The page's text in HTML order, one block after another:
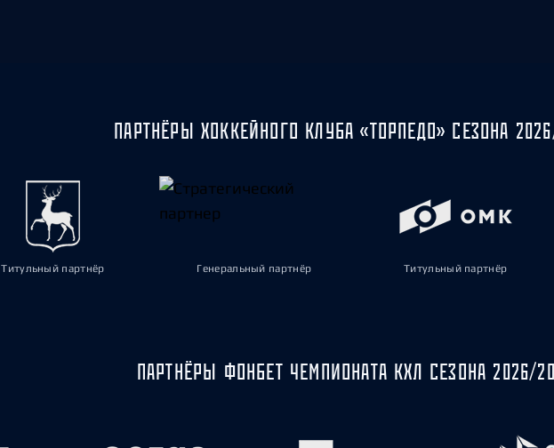
ПАРТНЁРЫ ХОККЕЙНОГО КЛУБА «ТОРПЕДО» СЕЗОНА
Титульный партнёр Генеральный партнёр Титульный партнёр
ПАРТНЁРЫ ФОНБЕТ ЧЕМПИОНАТА КХЛ СЕЗОНА 2026/